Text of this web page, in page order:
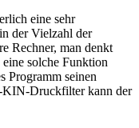
eine sehr
der Vielzahl der
Rechner, man denkt
solche Funktion
Programm seinen
Druckfilter kann der